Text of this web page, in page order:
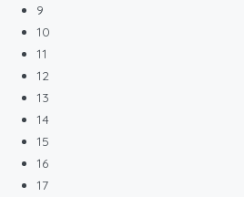
9
10
11
12
13
14
15
16
17